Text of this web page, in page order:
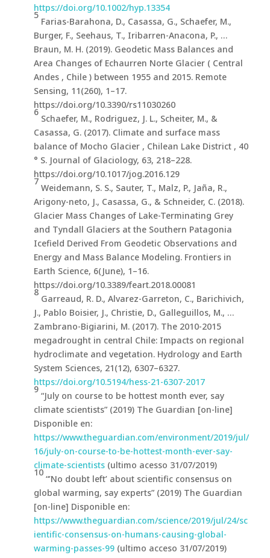
https://doi.org/10.1002/hyp.13354
5
Farias-Barahona, D., Casassa, G., Schaefer, M.,
Burger, F., Seehaus, T., Iribarren-Anacona, P., …
Braun, M. H. (2019). Geodetic Mass Balances and
Area Changes of Echaurren Norte Glacier ( Central
Andes , Chile ) between 1955 and 2015. Remote
Sensing, 11(260), 1–17.
https://doi.org/10.3390/rs11030260
6
Schaefer, M., Rodriguez, J. L., Scheiter, M., &
Casassa, G. (2017). Climate and surface mass
balance of Mocho Glacier , Chilean Lake District , 40
° S. Journal of Glaciology, 63, 218–228.
https://doi.org/10.1017/jog.2016.129
7
Weidemann, S. S., Sauter, T., Malz, P., Jaña, R.,
Arigony-neto, J., Casassa, G., & Schneider, C. (2018).
Glacier Mass Changes of Lake-Terminating Grey
and Tyndall Glaciers at the Southern Patagonia
Icefield Derived From Geodetic Observations and
Energy and Mass Balance Modeling. Frontiers in
Earth Science, 6(June), 1–16.
https://doi.org/10.3389/feart.2018.00081
8
Garreaud, R. D., Alvarez-Garreton, C., Barichivich,
J., Pablo Boisier, J., Christie, D., Galleguillos, M., …
Zambrano-Bigiarini, M. (2017). The 2010-2015
megadrought in central Chile: Impacts on regional
hydroclimate and vegetation. Hydrology and Earth
System Sciences, 21(12), 6307–6327.
https://doi.org/10.5194/hess-21-6307-2017
9
“July on course to be hottest month ever, say
climate scientists” (2019) The Guardian [on-line]
Disponible en:
https://www.theguardian.com/environment/2019/jul/
16/july-on-course-to-be-hottest-month-ever-say-
climate-scientists(ultimo acesso 31/07/2019)
10
“’No doubt left’ about scientific consensus on
global warming, say experts” (2019) The Guardian
[on-line] Disponible en:
https://www.theguardian.com/science/2019/jul/24/sc
ientific-consensus-on-humans-causing-global-
warming-passes-99(ultimo acceso 31/07/2019)